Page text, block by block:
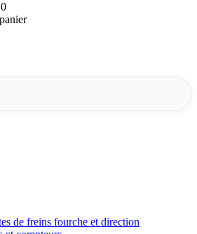
0
de freins fourche et direction